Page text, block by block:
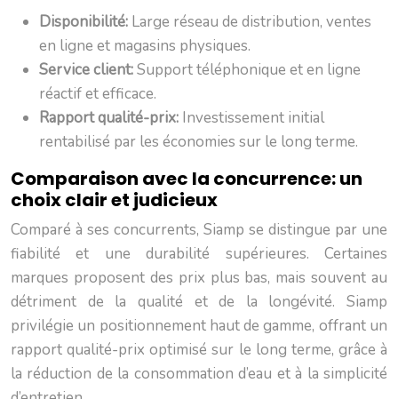
Disponibilité: Large réseau de distribution, ventes
en ligne et magasins physiques.
Service client:Support téléphonique et en ligne
réactif et efficace.
Rapport qualité-prix: Investissement initial
rentabilisé par les économies sur le long terme.
Comparaison avec la concurrence: un
choix clair et judicieux
Comparé à ses concurrents, Siamp se distingue par une
fiabilité et une durabilité supérieures. Certaines
marques proposent des prix plus bas, mais souvent au
détriment de la qualité et de la longévité. Siamp
privilégie un positionnement haut de gamme, offrant un
rapport qualité-prix optimisé sur le long terme, grâce à
la réduction de la consommation d’eau et à la simplicité